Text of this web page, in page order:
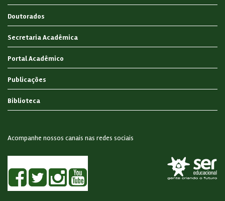
Doutorados
Secretaria Acadêmica
Portal Acadêmico
Publicações
Biblioteca
Acompanhe nossos canais nas redes sociais